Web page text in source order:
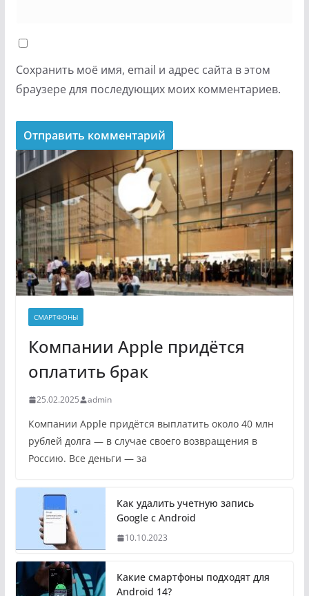
Сохранить моё имя, email и адрес сайта в этом
браузере для последующих моих комментариев.
СМАРТФОНЫ
Компании Apple придётся
оплатить брак
25.02.2025 admin
Компании Apple придётся выплатить около 40 млн
рублей долга — в случае своего возвращения в
Россию. Все деньги — за
Как удалить учетную запись
Google с Android
10.10.2023
Какие смартфоны подходят для
Android 14?